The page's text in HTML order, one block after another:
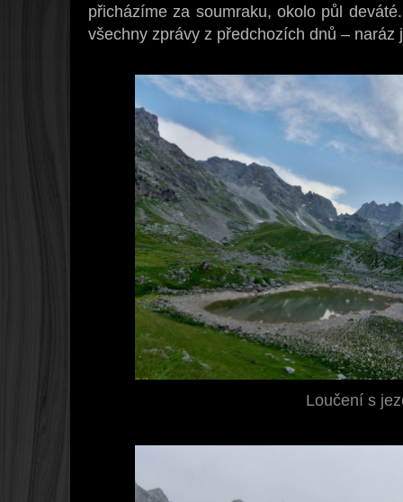
přicházíme za soumraku, okolo půl
všechny zprávy z předchozích dnů – naráz
Loučení s